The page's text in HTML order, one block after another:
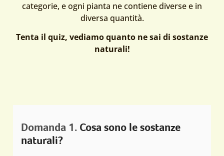
categorie, e ogni pianta ne contiene diverse e in
diversa quantità.
Tenta il quiz, vediamo quanto ne sai di sostanze
naturali!
Quiz
Quanto
conosci
Domanda 1. Cosa sono le sostanze
naturali?